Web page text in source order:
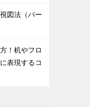
図法（パー
！机やフロ
表現するコ